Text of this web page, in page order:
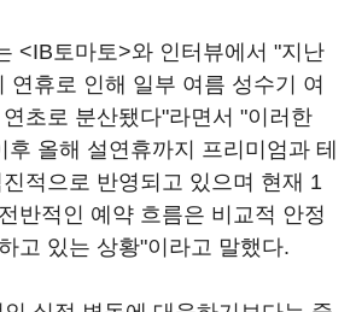
<IB토마토>와 인터뷰에서 "지난
연휴로 인해 일부 여름 성수기 여
초로 분산됐다"라면서 "이러한
후 올해 설연휴까지 프리미엄과 테
적으로 반영되고 있으며 현재 1
반적인 예약 흐름은 비교적 안정
고 있는 상황"이라고 말했다.